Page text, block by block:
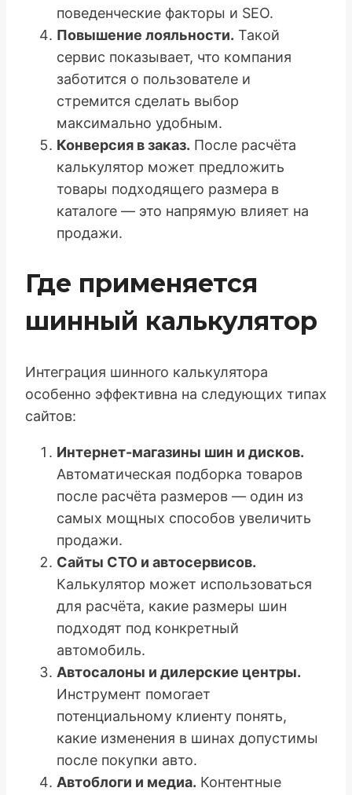
поведенческие факторы и SEO.
Повышение лояльности. Такой
сервис показывает, что компания
заботится о пользователе и
стремится сделать выбор
максимально удобным.
Конверсия в заказ. После расчёта
калькулятор может предложить
товары подходящего размера в
каталоге — это напрямую влияет на
продажи.
Где применяется
шинный калькулятор
Интеграция шинного калькулятора
особенно эффективна на следующих типах
сайтов:
Интернет-магазины шин и дисков.
Автоматическая подборка товаров
после расчёта размеров — один из
самых мощных способов увеличить
продажи.
Сайты СТО и автосервисов.
Калькулятор может использоваться
для расчёта, какие размеры шин
подходят под конкретный
автомобиль.
Автосалоны и дилерские центры.
Инструмент помогает
потенциальному клиенту понять,
какие изменения в шинах допустимы
после покупки авто.
Автоблоги и медиа. Контентные